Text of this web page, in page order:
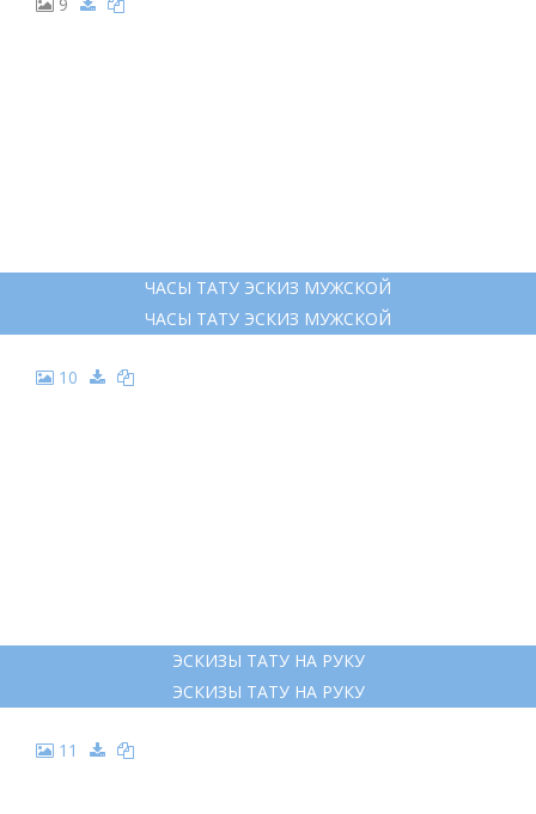
ЧАСЫ ТАТУ ЭСКИЗ МУЖСКОЙ
ЧАСЫ ТАТУ ЭСКИЗ МУЖСКОЙ
10
ЭСКИЗЫ ТАТУ НА РУКУ
ЭСКИЗЫ ТАТУ НА РУКУ
11